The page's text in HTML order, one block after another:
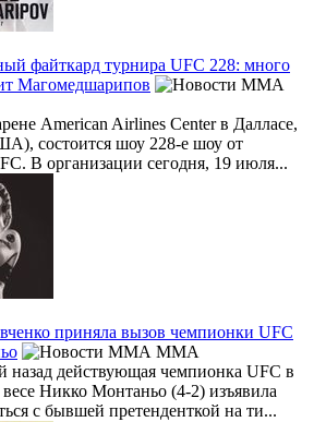
файткард турнира UFC 228: много
Магомедшарипов
American Airlines Center в Далласе,
состоится шоу 228-е шоу от
В организации сегодня, 19 июля...
приняла вызов чемпионки UFC
MMA
назад действующая чемпионка UFC в
Никко Монтаньо (4-2) изъявила
с бывшей претенденткой на ти...